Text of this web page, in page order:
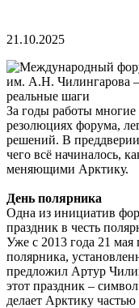
21.10.2025
За годы работы
резолюциях форума,
решений. В
чего всё начиналось,
меняющими Арктику.
День полярника
Одна из инициатив
праздник в честь
Уже с 2013 года 21
полярника,
предложил Артур
этот праздник –
делает Арктику